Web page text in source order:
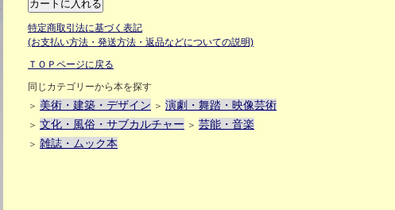
特定商取引法に基づく表記
(お支払い方法・発送方法・返品などについての説明)
ＴＯＰページに戻る
同じカテゴリーから本を探す
＞ 美術・建築・デザイン ＞ 演劇・舞踏・映像芸術
＞ 文化・風俗・サブカルチャー ＞ 芸能・音楽
＞ 雑誌・ムック本